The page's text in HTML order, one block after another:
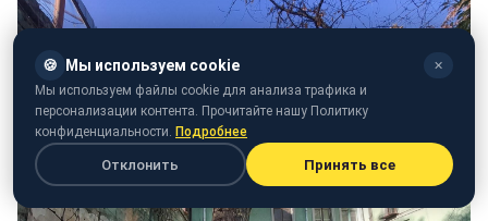
🍪 Мы используем cookie ✕
Мы используем файлы cookie для анализа трафика и
персонализации контента. Прочитайте нашу Политику
конфиденциальности. Подробнее
Отклонить Принять все